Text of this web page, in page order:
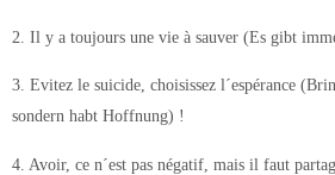
2. Il y a toujours une vie à sauver (Es gibt
3. Evitez le suicide, choisissez l´espérance
sondern habt Hoffnung) !
4. Avoir, ce n´est pas négatif, mais il faut